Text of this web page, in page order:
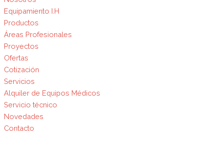
Equipamiento I.H
Productos
Áreas Profesionales
Proyectos
Ofertas
Cotización
Servicios
Alquiler de Equipos Médicos
Servicio técnico
Novedades
Contacto